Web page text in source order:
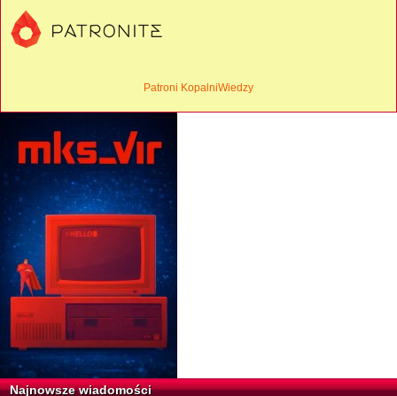
Patroni KopalniWiedzy
Najnowsze wiadomości